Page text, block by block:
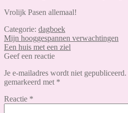
Vrolijk Pasen allemaal!
Categorie: dagboek
Bericht
navigatie
Vorig
bericht:
Mijn hooggespannen verwachtingen
Volgend
bericht:
Een huis met een ziel
Geef een reactie
Je e-mailadres wordt niet gepubliceerd.
gemarkeerd met *
Reactie *